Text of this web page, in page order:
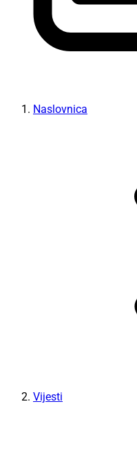
Naslovnica
Vijesti